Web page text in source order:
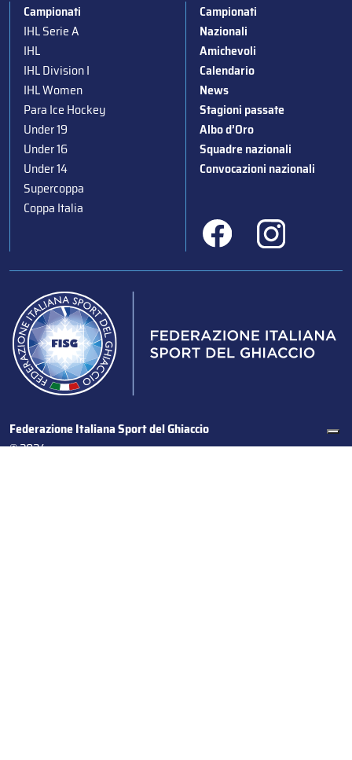
Campionati
IHL Serie A
IHL
IHL Division I
IHL Women
Para Ice Hockey
Under 19
Under 16
Under 14
Supercoppa
Coppa Italia
Campionati
Nazionali
Amichevoli
Calendario
News
Stagioni passate
Albo d’Oro
Squadre nazionali
Convocazioni nazionali
Federazione Italiana Sport del Ghiaccio
© 2024